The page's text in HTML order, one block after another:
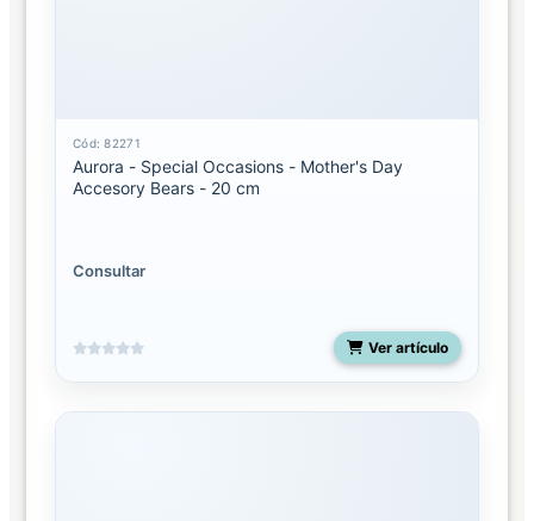
Cód: 82271
Aurora - Special Occasions - Mother's Day
Accesory Bears - 20 cm
Consultar
Ver artículo